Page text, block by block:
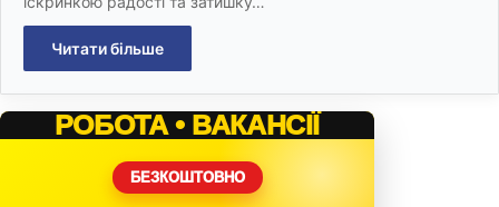
Читати більше
РОБОТА • ВАКАНСІЇ
БЕЗКОШТОВНО